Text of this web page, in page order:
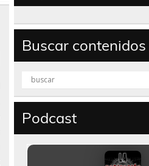
Buscar contenidos
Podcast